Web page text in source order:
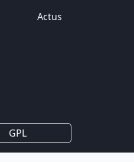
Actus
GPL